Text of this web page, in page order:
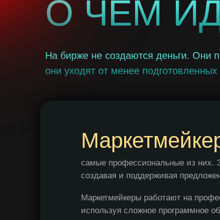
О ЧЕМ
На бирже не создаются деньги. Они
они уходят от менее
самые профессиональные из них.
создавая и поддерживая
Маркетмейкеры работают на
используя сложное программное